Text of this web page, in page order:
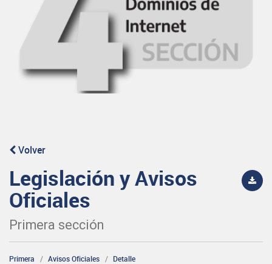
Volver
Legislación y Avisos
Oficiales
Primera sección
Primera Avisos Oficiales Detalle